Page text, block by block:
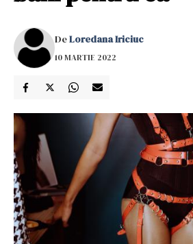
DeLoredana Iriciuc
10 MARTIE 2022